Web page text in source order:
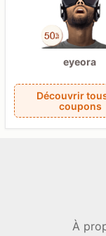
eyeora
Découvrir
coupons
À